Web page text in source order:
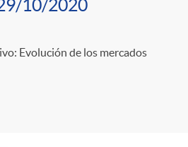
10/2020
Evolución de los mercados